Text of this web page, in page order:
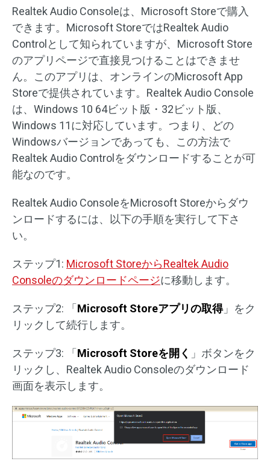
Realtek Audio Consoleは、Microsoft Storeで購入
できます。Microsoft StoreではRealtek Audio
Controlとして知られていますが、Microsoft Store
のアプリページで直接見つけることはできませ
ん。このアプリは、オンラインのMicrosoft App
Storeで提供されています。Realtek Audio Console
は、Windows 10 64ビット版・32ビット版、
Windows 11に対応しています。つまり、どの
Windowsバージョンであっても、この方法で
Realtek Audio Controlをダウンロードすることが可
能なのです。
Realtek Audio ConsoleをMicrosoft Storeからダウ
ンロードするには、以下の手順を実行して下さ
い。
ステップ1: Microsoft StoreからRealtek Audio
Consoleのダウンロードページに移動します。
ステップ2: 「 Microsoft Storeアプリの取得」をク
リックして続行します。
ステップ3: 「 Microsoft Storeを開く 」ボタンをク
リックし、Realtek Audio Consoleのダウンロード
画面を表示します。